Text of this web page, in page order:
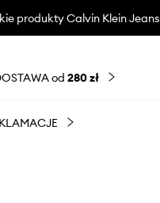
produkty Calvin Klein Jeans
od 280 zł